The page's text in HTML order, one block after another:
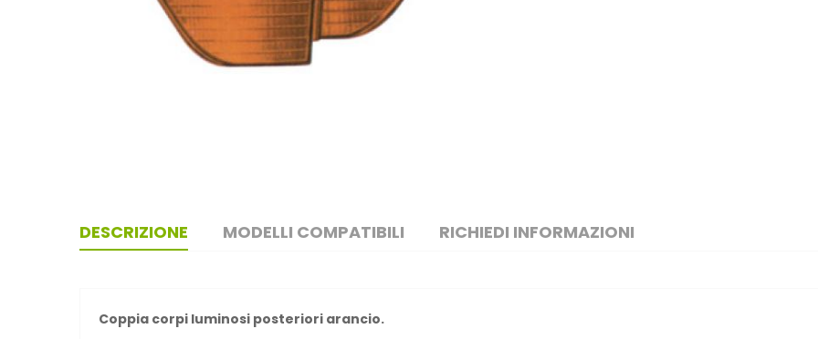
DESCRIZIONE MODELLI COMPATIBILI RICHIEDI INFORMAZIONI
Coppia corpi luminosi posteriori arancio.